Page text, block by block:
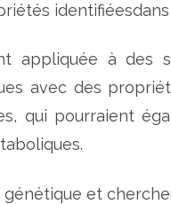
appliquée à des
avec des
qui pourraient
et